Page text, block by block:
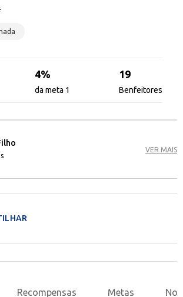
4%
da meta 1
19
Benfeitores
VER MAIS
Recompensas Metas